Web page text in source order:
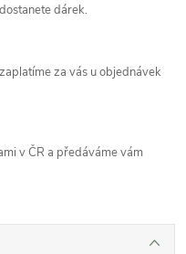
dárek.
za vás u objednávek
v ČR a předáváme vám